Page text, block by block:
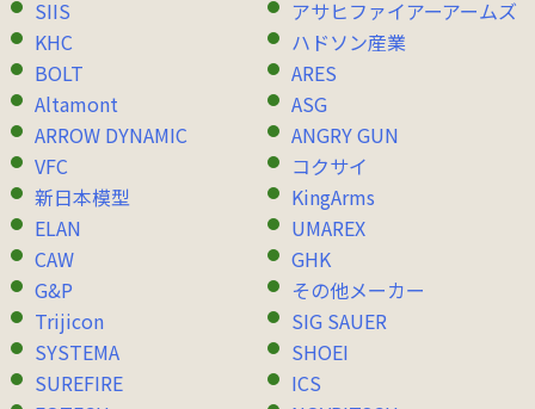
SIIS
アサヒファイアーアームズ
KHC
ハドソン産業
BOLT
ARES
Altamont
ASG
ARROW DYNAMIC
ANGRY GUN
VFC
コクサイ
新日本模型
KingArms
ELAN
UMAREX
CAW
GHK
G&P
その他メーカー
Trijicon
SIG SAUER
SYSTEMA
SHOEI
SUREFIRE
ICS